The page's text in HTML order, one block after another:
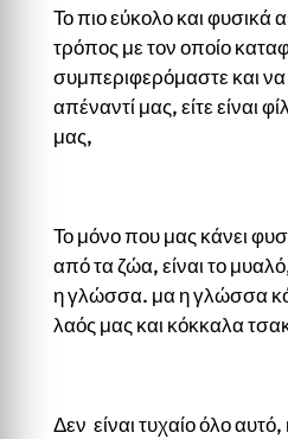
Το πιο εύκολο και φυσικά
τρόπος με τον οποίο
συμπεριφερόμαστε και
απέναντί μας, είτε είναι
μας,
Το μόνο που μας κάνει
από τα ζώα, είναι το
η γλώσσα. μα η γλώσσα
λαός μας και κόκκαλα
Δεν είναι τυχαίο όλο